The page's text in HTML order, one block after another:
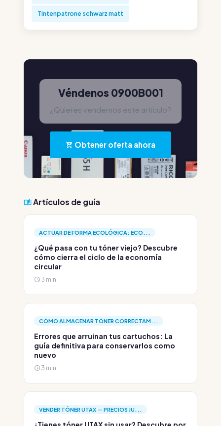
Tintenpatrone schwarz matt
Véndenos 0900B001
¿Quieres vendernos este artículo?
Obtener oferta ahora
Artículos de guía
ACTUAR DE FORMA ECOLÓGICA: ECO...
¿Qué pasa con tu tóner viejo? Descubre
cómo cierra el ciclo de la economía
circular
3 min
CÓMO ALMACENAR TÓNER CORRECTAM...
Errores que arruinan tus cartuchos: La
guía definitiva para conservarlos como
nuevo
3 min
VENDER TÓNER UTAX — PRECIOS JU...